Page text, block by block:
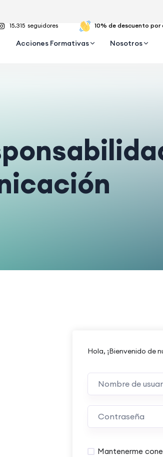
15.315 seguidores 10% de descuento
Acciones Formativas Nosotros
Hola, ¡Bienvenido de
Mantenerme